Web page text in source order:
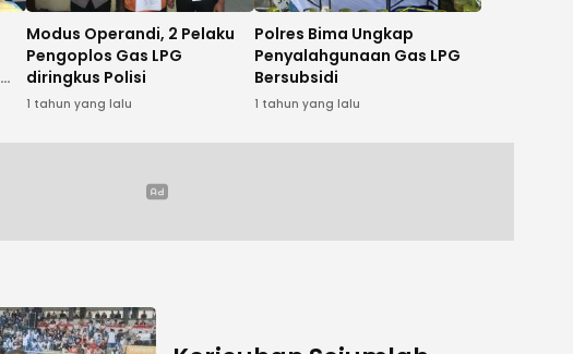
Modus Operandi, 2 Pelaku
Pengoplos Gas LPG
diringkus Polisi
1 tahun yang lalu
Polres Bima Ungkap
Penyalahgunaan Gas LPG
Bersubsidi
1 tahun yang lalu